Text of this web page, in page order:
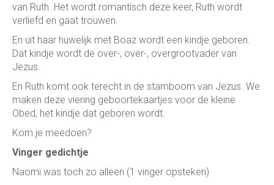
van Ruth. Het wordt romantisch deze keer, Ruth wordt
verliefd en gaat trouwen.
En uit haar huwelijk met Boaz wordt een kindje geboren.
Dat kindje wordt de over-, over-, overgrootvader van
Jezus.
En Ruth komt ook terecht in de stamboom van Jezus. We
maken deze viering geboortekaartjes voor de kleine
Obed, het kindje dat geboren wordt.
Kom je meedoen?
Vinger gedichtje
Naomi was toch zo alleen (1 vinger opsteken)